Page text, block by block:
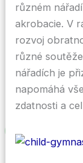
různém
akrobacie. V
rozvoj
různé
nářadích je
napomáhá
zdatnosti a